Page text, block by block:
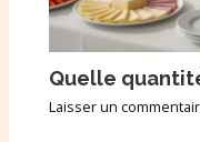
Quelle
Laisser un